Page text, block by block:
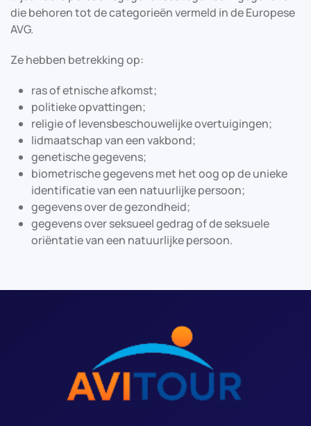
die behoren tot de categorieën vermeld in de Europese
AVG.
Ze hebben betrekking op:
ras of etnische afkomst;
politieke opvattingen;
religie of levensbeschouwelijke overtuigingen;
lidmaatschap van een vakbond;
genetische gegevens;
biometrische gegevens met het oog op de unieke
identificatie van een natuurlijke persoon;
gegevens over de gezondheid;
gegevens over seksueel gedrag of de seksuele
oriëntatie van een natuurlijke persoon.